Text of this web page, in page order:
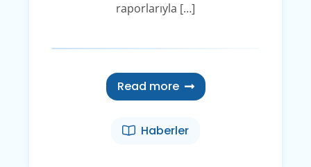
raporlarıyla […]
Read more
Haberler